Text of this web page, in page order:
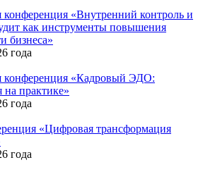
конференция «Внутренний контроль и
как инструменты повышения
бизнеса»
года
конференция «Кадровый ЭДО:
практике»
года
«Цифровая трансформация
года